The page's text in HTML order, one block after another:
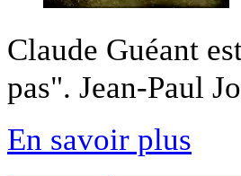
Claude Guéant
pas". Jean-Paul
En savoir plus